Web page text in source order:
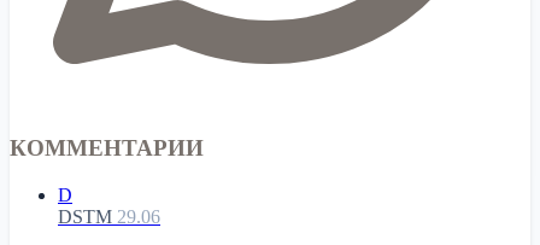
КОММЕНТАРИИ
D
DSTM 29.06